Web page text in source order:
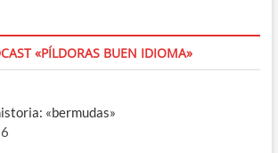
«PÍLDORAS BUEN IDIOMA»
«bermudas»